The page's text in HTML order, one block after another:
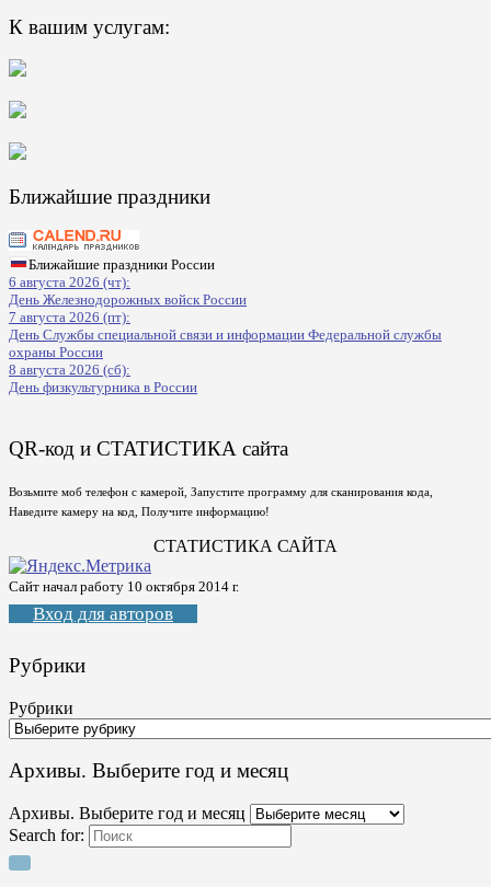
К вашим услугам:
Ближайшие праздники
Ближайшие праздники России
6 августа 2026 (чт):
День Железнодорожных войск России
7 августа 2026 (пт):
День Службы специальной связи и информации Федеральной службы
охраны России
8 августа 2026 (сб):
День физкультурника в России
QR-код и СТАТИСТИКА сайта
Возьмите моб телефон с камерой, Запустите программу для сканирования кода,
Наведите камеру на код, Получите информацию!
СТАТИСТИКА САЙТА
Сайт начал работу 10 октября 2014 г.
Вход для авторов
Рубрики
Рубрики
Архивы. Выберите год и месяц
Архивы. Выберите год и месяц
Search for: